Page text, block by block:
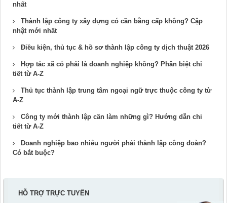
nhất
Thành lập công ty xây dựng có cần bằng cấp không? Cập
nhật mới nhất
Điều kiện, thủ tục & hồ sơ thành lập công ty dịch thuật 2026
Hợp tác xã có phải là doanh nghiệp không? Phân biệt chi
tiết từ A-Z
Thủ tục thành lập trung tâm ngoại ngữ trực thuộc công ty từ
A-Z
Công ty mới thành lập cần làm những gì? Hướng dẫn chi
tiết từ A-Z
Doanh nghiệp bao nhiêu người phải thành lập công đoàn​?
Có bắt buộc?
HỖ TRỢ TRỰC TUYẾN